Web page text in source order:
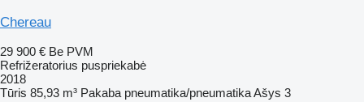
Chereau
29 900 € Be PVM
Refrižeratorius puspriekabė
2018
Tūris 85,93 m³ Pakaba pneumatika/pneumatikaAšys 3